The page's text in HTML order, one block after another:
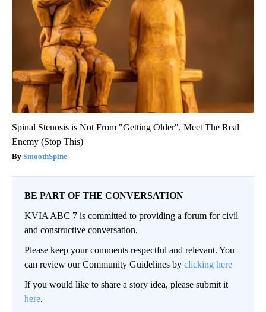
Spinal Stenosis is Not From "Getting Older". Meet The Real
Enemy (Stop This)
SmoothSpine
BE PART OF THE CONVERSATION
KVIA ABC 7 is committed to providing a forum for civil
and constructive conversation.
Please keep your comments respectful and relevant. You
can review our Community Guidelines by clicking here
If you would like to share a story idea, please submit it
here.